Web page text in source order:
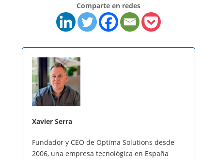
Comparte en redes
Xavier Serra
Fundador y CEO de Optima Solutions desde
2006, una empresa tecnológica en España